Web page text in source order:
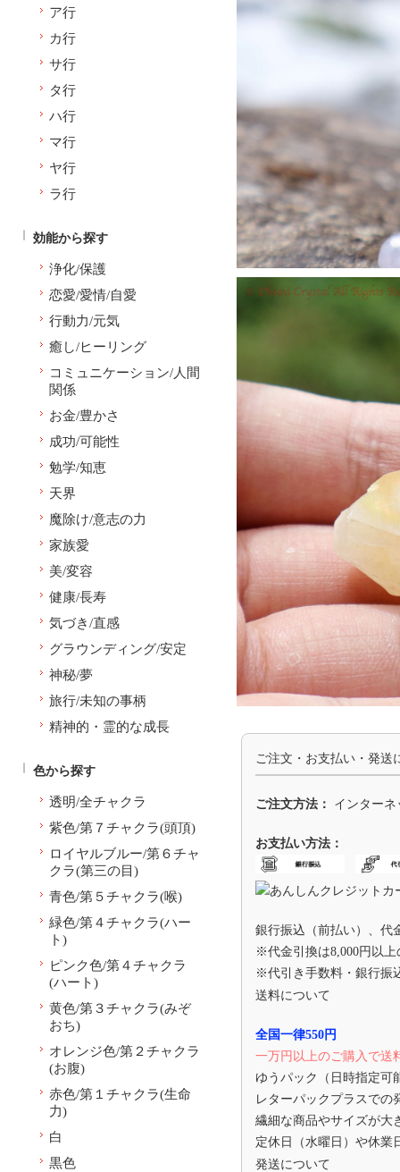
ご注文・お支払い・発送
ご注文方法： インター
お支払い方法：
銀行振込（前払い）、代
※代金引換は8,000円以
※代引き手数料・銀行振
送料について
全国一律550円
一万円以上のご購入で送
ゆうパック（日時指定可
レターパックプラスでの
繊細な商品やサイズが大
定休日（水曜日）や休業
発送について
ア行
カ行
サ行
タ行
ハ行
マ行
ヤ行
ラ行
効能から探す
浄化/保護
恋愛/愛情/自愛
行動力/元気
癒し/ヒーリング
コミュニケーション/人間
関係
お金/豊かさ
成功/可能性
勉学/知恵
天界
魔除け/意志の力
家族愛
美/変容
健康/長寿
気づき/直感
グラウンディング/安定
神秘/夢
旅行/未知の事柄
精神的・霊的な成長
色から探す
透明/全チャクラ
紫色/第７チャクラ(頭頂)
ロイヤルブルー/第６チャ
クラ(第三の目)
青色/第５チャクラ(喉)
緑色/第４チャクラ(ハー
ト)
ピンク色/第４チャクラ
(ハート)
黄色/第３チャクラ(みぞ
おち)
オレンジ色/第２チャクラ
(お腹)
赤色/第１チャクラ(生命
力)
白
黒色